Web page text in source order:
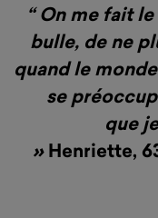
“ On me fait
bulle, de ne
quand le
se
que
»Henriette,